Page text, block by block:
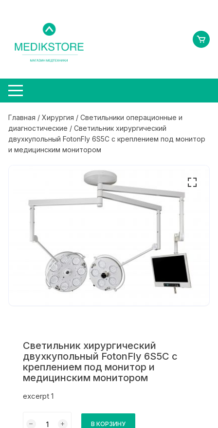
содержимому
Главная /Хирургия /Светильники операционные и
диагностические / Светильник хирургический
двухкупольный FotonFly 6S5С c креплением под монитор
и медицинским монитором
Светильник хирургический
двухкупольный FotonFly 6S5С c
креплением под монитор и
медицинским монитором
excerpt 1
В КОРЗИНУ